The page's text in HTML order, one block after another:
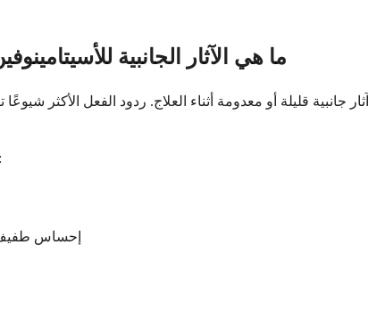
ما هي الآثار الجانبية
قليلة أو معدومة أثناء العلاج. ردود الفعل الأكثر
فيما يلي الآثار الجانبية الأكثر شيوعًا التي قد تواجهها:
إحساس طفيف